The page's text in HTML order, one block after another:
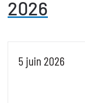
2026
5 juin 2026